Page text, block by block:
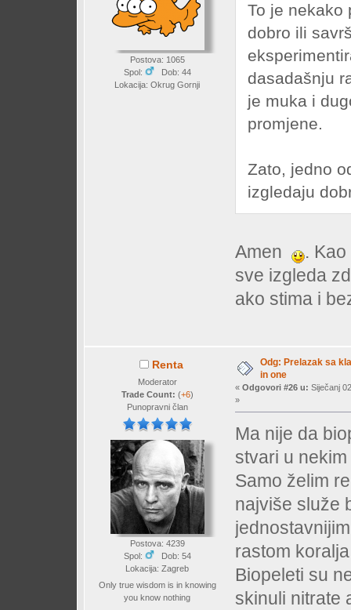
Postova: 1065
Spol:
Dob: 44
Lokacija: Okrug Gornji
To je nekako
dobro ili
dasadašnju
je muka i
promjene.
Zato, jedno
izgledaju
Amen
.
sve izgleda
ako stima i
Renta
Moderator
Trade Count: (+6)
Punopravni član
Postova: 4239
Spol:
Dob: 54
Lokacija: Zagreb
Only true wisdom is in knowing
you know nothing
Odg: Prelazak sa
in one
« Odgovori #26 u: Siječanj
»
Ma nije da
stvari u
Samo želim
najviše služe
rastom
Biopeleti su
skinuli nitrate